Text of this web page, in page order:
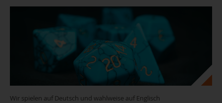
Wir spielen auf Deutsch und wahlweise auf Englisch